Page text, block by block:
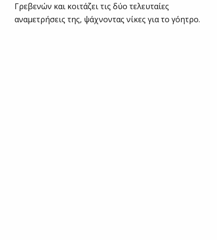
Γρεβενών και κοιτάζει τις δύο τελευταίες
αναμετρήσεις της, ψάχνοντας νίκες για το γόητρο.